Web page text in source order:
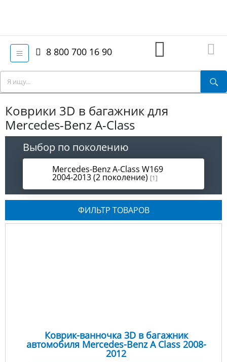
8 800 700 16 90
Коврики 3D в багажник для
Mercedes-Benz A-Class
Выбор по поколению
Mercedes-Benz A-Class W169
2004-2013 (2 поколение) [1]
ФИЛЬТР ТОВАРОВ
Коврик-ванночка 3D в багажник
автомобиля Mercedes-Benz A Class 2008-
2012